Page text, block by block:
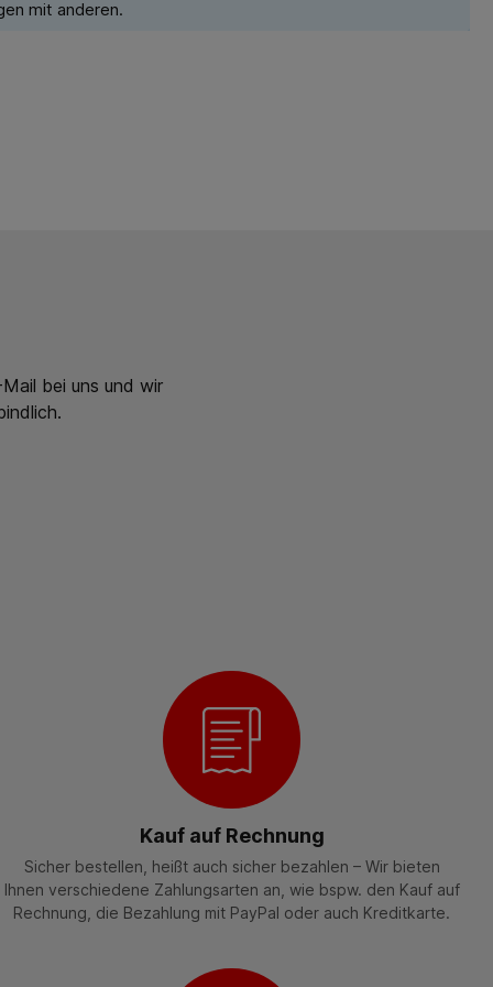
mit anderen.
bei uns und wir
Kauf auf Rechnung
Sicher bestellen, heißt auch sicher bezahlen – Wir bieten
Ihnen verschiedene Zahlungsarten an, wie bspw. den Kauf auf
Rechnung, die Bezahlung mit PayPal oder auch Kreditkarte.